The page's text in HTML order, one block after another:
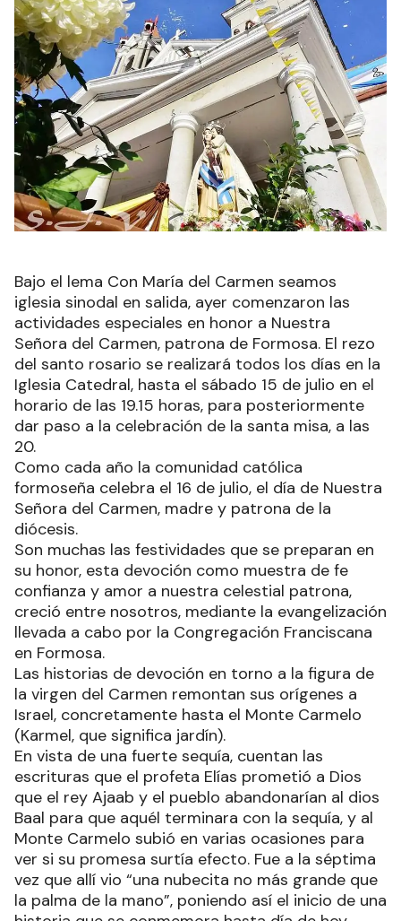
Bajo el lema Con María del Carmen seamos
iglesia sinodal en salida, ayer comenzaron las
actividades especiales en honor a Nuestra
Señora del Carmen, patrona de Formosa. El rezo
del santo rosario se realizará todos los días en la
Iglesia Catedral, hasta el sábado 15 de julio en el
horario de las 19.15 horas, para posteriormente
dar paso a la celebración de la santa misa, a las
20.
Como cada año la comunidad católica
formoseña celebra el 16 de julio, el día de Nuestra
Señora del Carmen, madre y patrona de la
diócesis.
Son muchas las festividades que se preparan en
su honor, esta devoción como muestra de fe
confianza y amor a nuestra celestial patrona,
creció entre nosotros, mediante la evangelización
llevada a cabo por la Congregación Franciscana
en Formosa.
Las historias de devoción en torno a la figura de
la virgen del Carmen remontan sus orígenes a
Israel, concretamente hasta el Monte Carmelo
(Karmel, que significa jardín).
En vista de una fuerte sequía, cuentan las
escrituras que el profeta Elías prometió a Dios
que el rey Ajaab y el pueblo abandonarían al dios
Baal para que aquél terminara con la sequía, y al
Monte Carmelo subió en varias ocasiones para
ver si su promesa surtía efecto. Fue a la séptima
vez que allí vio “una nubecita no más grande que
la palma de la mano”, poniendo así el inicio de una